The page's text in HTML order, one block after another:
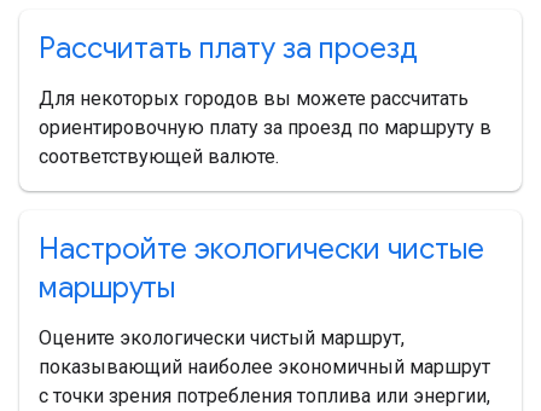
Рассчитать плату за проезд
Для некоторых городов вы можете рассчитать
ориентировочную плату за проезд по маршруту в
соответствующей валюте.
Настройте экологически чистые
маршруты
Оцените экологически чистый маршрут,
показывающий наиболее экономичный маршрут
с точки зрения потребления топлива или энергии,